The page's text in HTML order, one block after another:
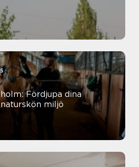
Fördjupa dina
miljö